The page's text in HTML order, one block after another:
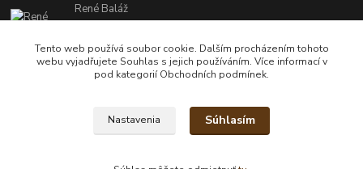
René Baláž
Eshop: +421 902 212 007
od 8:00 - do 16:00 hod
info@kotlikyshop.sk
Copyright © 2014-2030 KOTLIKYSHOP.sk, všetky práva vyhradené
Tento web používá soubor cookie. Dalším procházením tohoto
webu vyjadřujete Souhlas s jejich používáním. Více informací v
pod kategorií Obchodních podmínek.
Nastavenia Súhlasím